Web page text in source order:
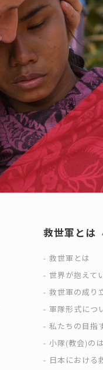
救世軍とは
救世軍とは
世界が抱えて
救世軍の成り
軍隊形式につ
私たちの目指
小隊(教会)の
日本における